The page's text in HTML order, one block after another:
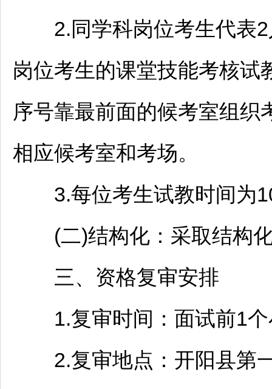
2.同学科岗位考生代表2
岗位考生的课堂技能考核试
序号靠最前面的候考室组织
相应候考室和考场。
3.每位考生试教时间为
(二)结构化：采取结构化
三、资格复审安排
1.复审时间：面试前1个
2.复审地点： 开阳县第